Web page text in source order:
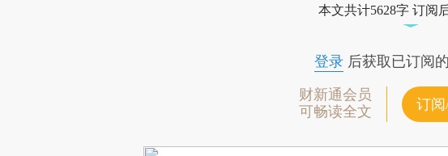
本文共计5628字 订阅
登录后获取已订阅
财新通会员
可畅读全文
订